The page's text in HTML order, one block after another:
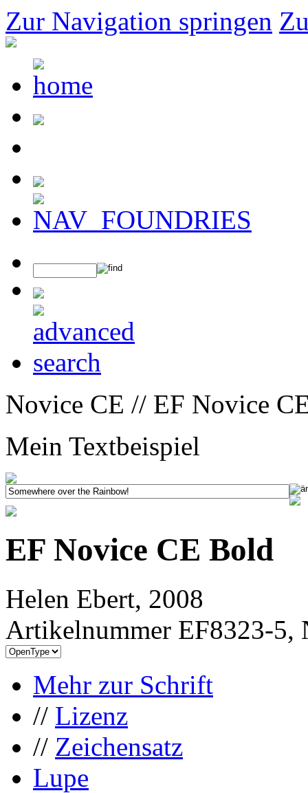
Zur Navigation springen
Novice CE // EF Novice
Mein Textbeispiel
EF Novice CE Bold
Helen Ebert, 2008
Artikelnummer EF8323-5,
Mehr zur Schrift
// Lizenz
// Zeichensatz
Lupe